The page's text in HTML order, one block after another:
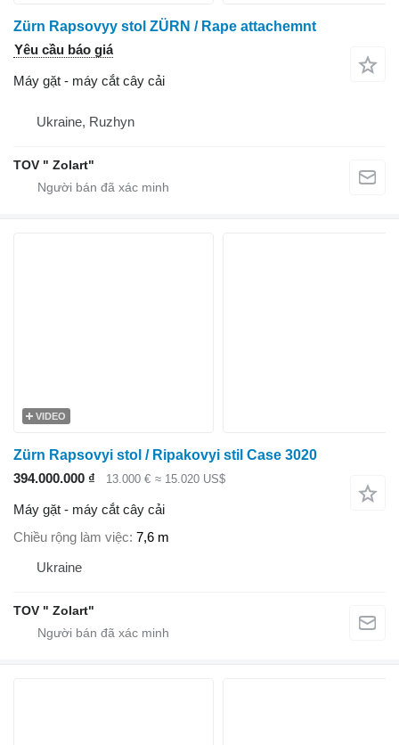
Zürn Rapsovyy stol ZÜRN / Rape attachemnt
Yêu cầu báo giá
Máy gặt - máy cắt cây cải
Ukraine, Ruzhyn
TOV " Zolart"
VIDEO
Zürn Rapsovyi stol / Ripakovyi stil Case 3020
394.000.000 ₫
13.000 € ≈ 15.020 US$
Máy gặt - máy cắt cây cải
Chiều rộng làm việc 7,6 m
Ukraine
TOV " Zolart"